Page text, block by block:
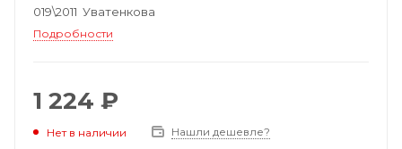
019\2011 Уватенкова
Подробности
1 224 ₽
Нет в наличии Нашли дешевле?